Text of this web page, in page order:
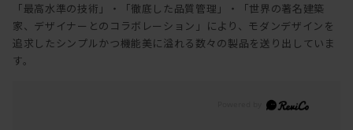
「最高水準の技術」・「徹底した品質管理」・「世界の著名建築
家、デザイナーとのコラボレーション」により、モダンデザインを
追求したシンプルかつ機能美に溢れる数々の製品を送り出していま
す。